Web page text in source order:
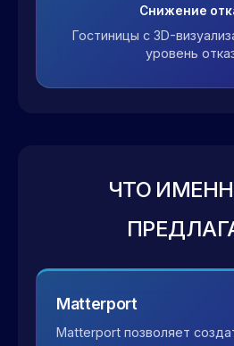
Снижение
Гостиницы с 3D-
уровень
ЧТО
Matterport
Matterport позволяет